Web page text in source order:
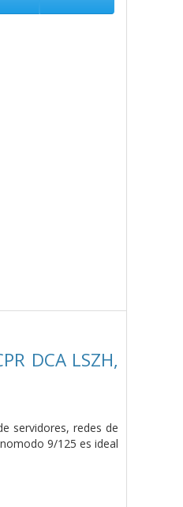
DCA LSZH,
servidores, redes de
9/125 es ideal